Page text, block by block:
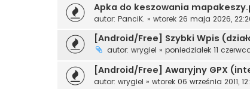
Apka do keszowania
autor: PanciK. » wtorek 26 maja 2026,
[Android/Free] Szybki Wpis
autor: wrygiel » poniedziałek 11
[Android/Free] Awaryjny GPX
autor: wrygiel » wtorek 06 września 2011,